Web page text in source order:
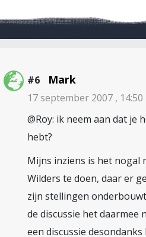
#6 Mark
17 september 2007 , 14:50
@Roy: ik neem aan dat je
hebt?
Mijns inziens is het nogal
Wilders te doen, daar er
zijn stellingen
de discussie het daarmee
een discussie desondanks